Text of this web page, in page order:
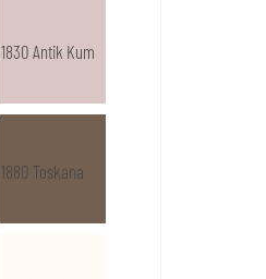
1830 Antik Kum
1880 Toskana